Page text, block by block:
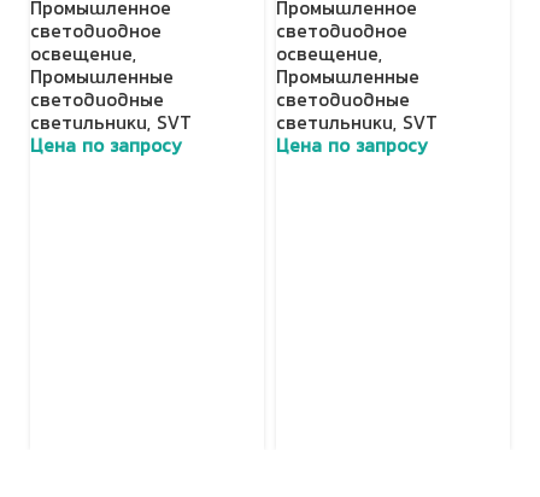
Промышленное
светодиодное
освещение,
Промышленные
светодиодные
светильники, SVT
Цена по запросу
Промышленное
светодиодное
освещение,
Промышленные
светодиодные
светильники, SVT
Цена по запросу